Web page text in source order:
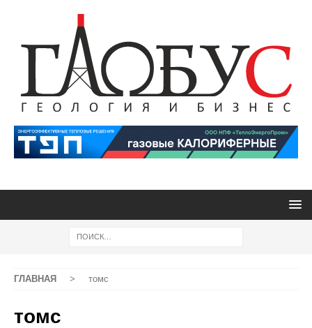
ГЛАВНАЯ > томс
томс